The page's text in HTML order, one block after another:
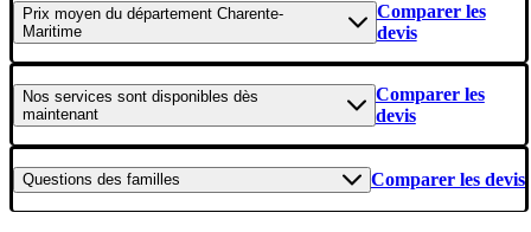
Prix moyen du département Charente-
Maritime
Comparer les
devis
Nos services sont disponibles dès
maintenant
Comparer les
devis
Questions des familles Comparer les devis